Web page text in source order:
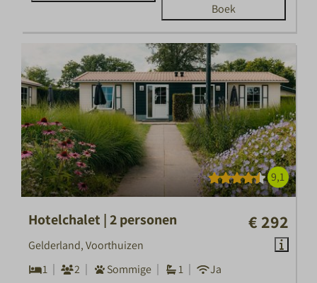
Boek
9,1
€ 292
Hotelchalet | 2 personen
Gelderland, Voorthuizen
1
2 Sommige 1
Ja